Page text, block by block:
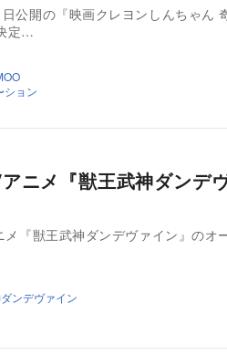
公開の『映画クレヨンしんちゃん
定…
ション
ニメ『獣王武神ダンデ
『獣王武神ダンデヴァイン』のオ
ンデヴァイン